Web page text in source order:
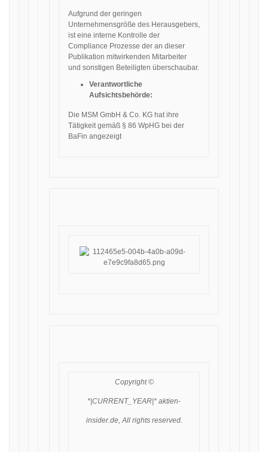
Aufgrund der geringen
Unternehmensgröße des Herausgebers,
ist eine interne Kontrolle der
Compliance Prozesse der an dieser
Publikation mitwirkenden Mitarbeiter
und sonstigen Beteiligten überschaubar.
Verantwortliche
Aufsichtsbehörde:
Die MSM GmbH & Co. KG hat ihre
Tätigkeit gemäß § 86 WpHG bei der
BaFin angezeigt
Copyright ©
*|CURRENT_YEAR|* aktien-
insider.de, All rights reserved.